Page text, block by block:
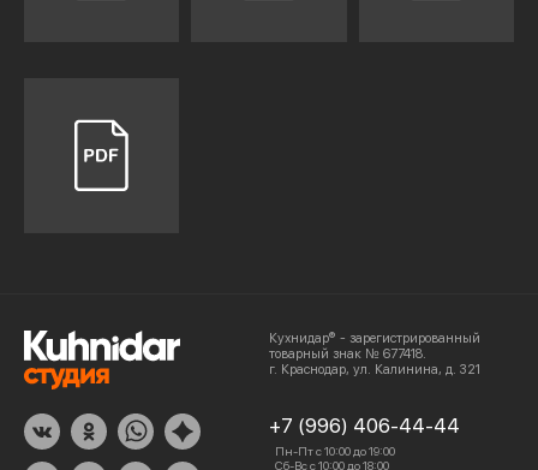
Кухнидар® - зарегистрированный
товарный знак № 677418.
г. Краснодар, ул. Калинина, д. 321
+7 (996) 406-44-44
Пн-Пт с 10:00 до 19:00
Сб-Вс с 10:00 до 18:00